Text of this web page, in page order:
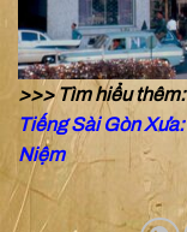
>>> Tìm hiểu thêm:
Tiếng Sài Gòn
Niệm